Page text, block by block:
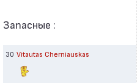
Запасные :
30 Vitautas Cherniauskas